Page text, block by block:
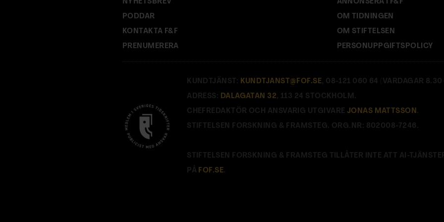
NYHETSBREV
PODDAR
KONTAKTA F&F
PRENUMERERA
ANNONSERA I F&F
OM TIDNINGEN
OM STIFTELSEN
PERSONUPPGIFTSPOLICY
KUNDTJÄNST: KUNDTJANST@FOF.SE, 08-121 060 64 (VARDAGAR
ADRESS: DALAGATAN 32 , 113 24 STOCKHOLM.
CHEFREDAKTÖR OCH ANSVARIG UTGIVARE JONAS MATTSSON .
STIFTELSEN FORSKNING & FRAMSTEG. ORG.NR: 802008-7246.
STIFTELSEN FORSKNING & FRAMSTEG TILLÅTER INTE ATT AI-
PÅ FOF.SE.